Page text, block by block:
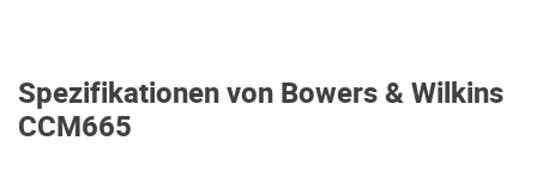
Spezifikationen von Bowers & Wilkins
CCM665